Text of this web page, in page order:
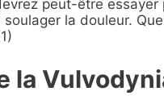
peut-être
la douleur.
la